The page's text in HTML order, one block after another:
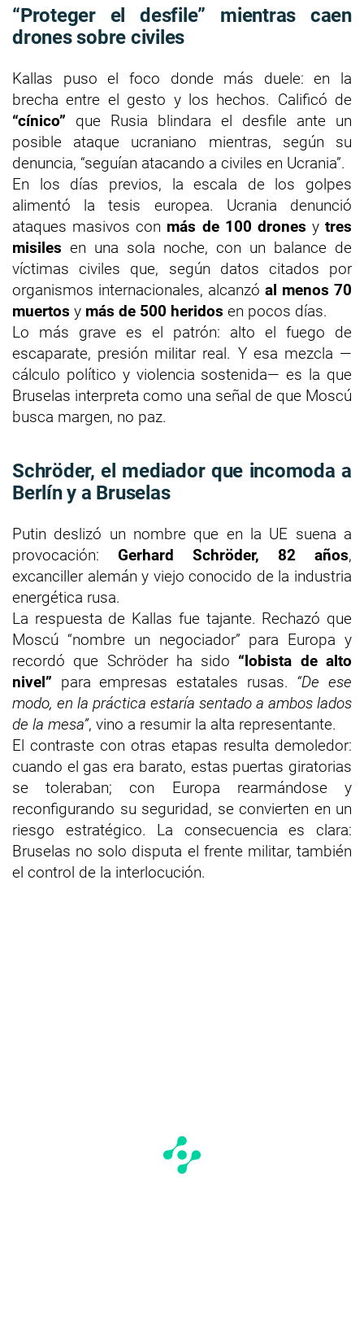
“Proteger el desfile” mientras caen
drones sobre civiles
Kallas puso el foco donde más duele: en la
brecha entre el gesto y los hechos. Calificó de
“cínico” que Rusia blindara el desfile ante un
posible ataque ucraniano mientras, según su
denuncia, “seguían atacando a civiles en Ucrania”.
En los días previos, la escala de los golpes
alimentó la tesis europea. Ucrania denunció
ataques masivos con más de 100 drones y tres
misiles en una sola noche, con un balance de
víctimas civiles que, según datos citados por
organismos internacionales, alcanzó al menos 70
muertos y más de 500 heridos en pocos días.
Lo más grave es el patrón: alto el fuego de
escaparate, presión militar real. Y esa mezcla —
cálculo político y violencia sostenida— es la que
Bruselas interpreta como una señal de que Moscú
busca margen, no paz.
Schröder, el mediador que incomoda a
Berlín y a Bruselas
Putin deslizó un nombre que en la UE suena a
provocación: Gerhard Schröder, 82 años,
excanciller alemán y viejo conocido de la industria
energética rusa.
La respuesta de Kallas fue tajante. Rechazó que
Moscú “nombre un negociador” para Europa y
recordó que Schröder ha sido “lobista de alto
nivel” para empresas estatales rusas. “De ese
modo, en la práctica estaría sentado a ambos lados
de la mesa”, vino a resumir la alta representante.
El contraste con otras etapas resulta demoledor:
cuando el gas era barato, estas puertas giratorias
se toleraban; con Europa rearmándose y
reconfigurando su seguridad, se convierten en un
riesgo estratégico. La consecuencia es clara:
Bruselas no solo disputa el frente militar, también
el control de la interlocución.